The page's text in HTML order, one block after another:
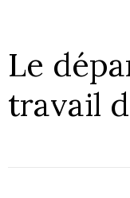
Le
travail